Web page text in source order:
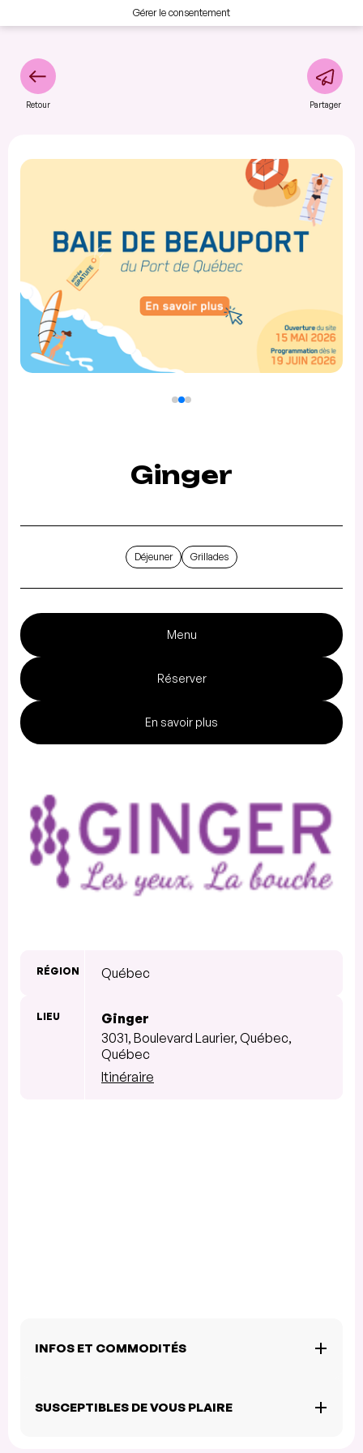
Gérer le consentement
Retour Partager
Ginger
Déjeuner Grillades
Menu
Réserver
En savoir plus
RÉGION Québec
LIEU
Ginger
3031, Boulevard Laurier, Québec,
Québec
Itinéraire
INFOS ET COMMODITÉS
SUSCEPTIBLES DE VOUS PLAIRE